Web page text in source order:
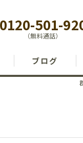
0120-501-
（無料通話）
ブログ